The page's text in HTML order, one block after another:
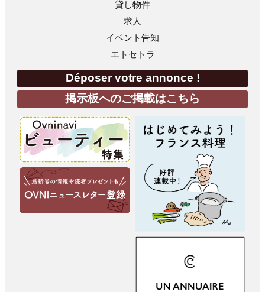
貸し物件
求人
イベント告知
エトセトラ
Déposer votre annonce !
掲示板へのご掲載はこちら